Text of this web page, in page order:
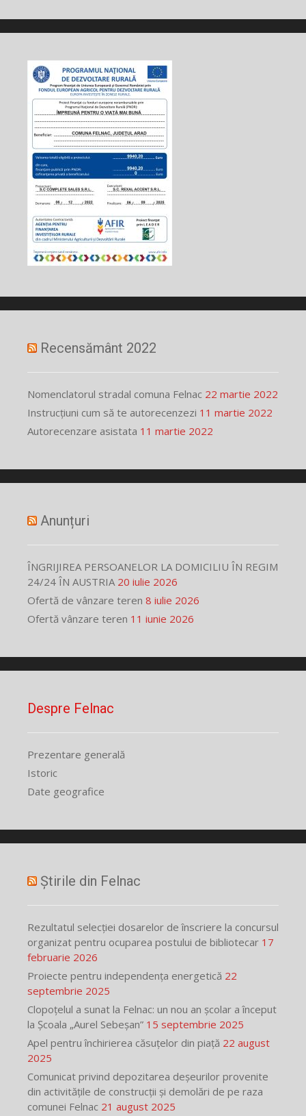
Recensământ 2022
Nomenclatorul stradal comuna Felnac 22 martie 2022
Instrucțiuni cum să te autorecenzezi 11 martie 2022
Autorecenzare asistata 11 martie 2022
Anunțuri
ÎNGRIJIREA PERSOANELOR LA DOMICILIU ÎN REGIM
24/24 ÎN AUSTRIA 20 iulie 2026
Ofertă de vânzare teren 8 iulie 2026
Ofertă vânzare teren 11 iunie 2026
Despre Felnac
Prezentare generală
Istoric
Date geografice
Știrile din Felnac
Rezultatul selecției dosarelor de înscriere la concursul
organizat pentru ocuparea postului de bibliotecar 17
februarie 2026
Proiecte pentru independența energetică 22
septembrie 2025
Clopoțelul a sunat la Felnac: un nou an școlar a început
la Școala „Aurel Sebeșan” 15 septembrie 2025
Apel pentru închirierea căsuțelor din piață 22 august
2025
Comunicat privind depozitarea deșeurilor provenite
din activitățile de construcții și demolări de pe raza
comunei Felnac 21 august 2025